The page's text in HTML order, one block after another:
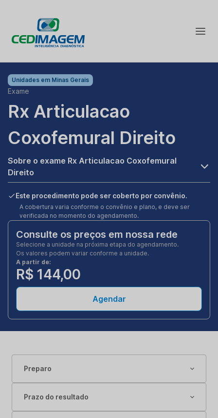
Unidades em Minas Gerais
Exame
Rx Articulacao
Coxofemural Direito
Sobre o exame Rx Articulacao Coxofemural
Direito
Este procedimento pode ser coberto por convênio.
A cobertura varia conforme o convênio e plano, e deve ser
verificada no momento do agendamento.
Consulte os preços em nossa rede
Selecione a unidade na próxima etapa do agendamento.
Os valores podem variar conforme a unidade.
A partir de:
R$ 144,00
Agendar
Preparo
Prazo do resultado